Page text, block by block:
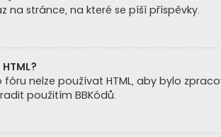
na stránce, na které se píší příspěvky.
fóru nelze používat HTML, aby bylo
použitím BBKódů.